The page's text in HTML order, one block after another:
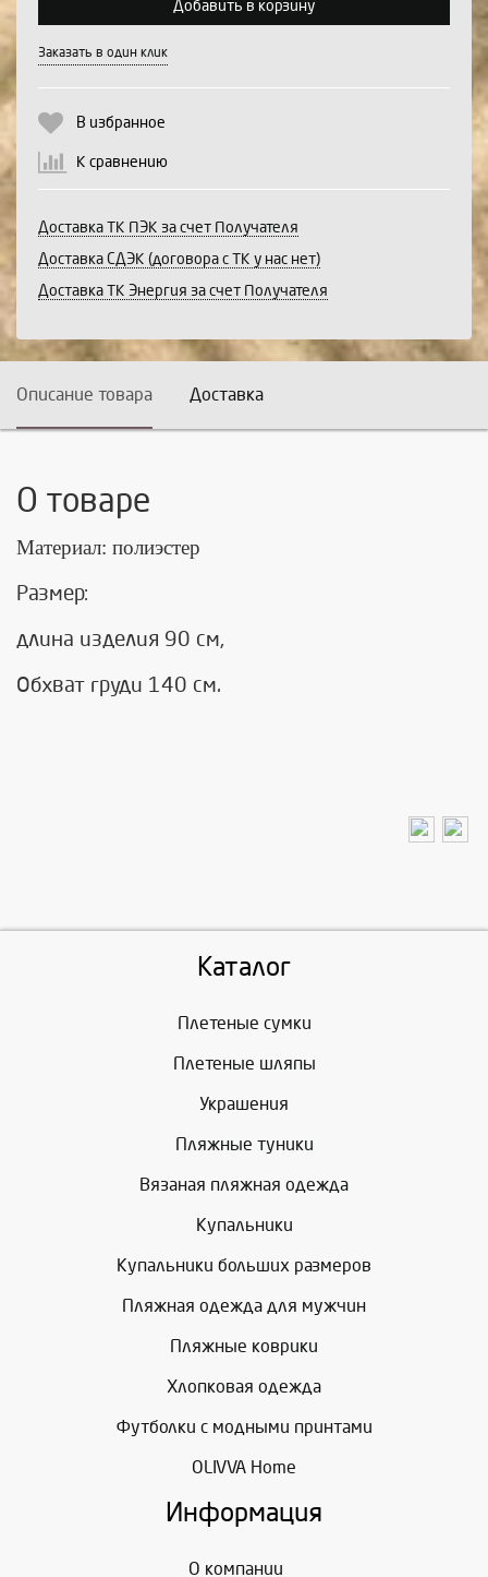
Продолжить Отмена
Добавить в корзину
Заказать в один клик
В избранное
К сравнению
Доставка ТК ПЭК за счет Получателя
Доставка СДЭК (договора с ТК у нас нет)
Доставка ТК Энергия за счет Получателя
Описание товара Доставка
О товаре
Материал: полиэстер
Размер:
длина изделия 90 см,
Обхват груди 140 см.
Каталог
Плетеные сумки
Плетеные шляпы
Украшения
Пляжные туники
Вязаная пляжная одежда
Купальники
Купальники больших размеров
Пляжная одежда для мужчин
Пляжные коврики
Хлопковая одежда
Футболки с модными принтами
OLIVVA Home
Информация
О компании